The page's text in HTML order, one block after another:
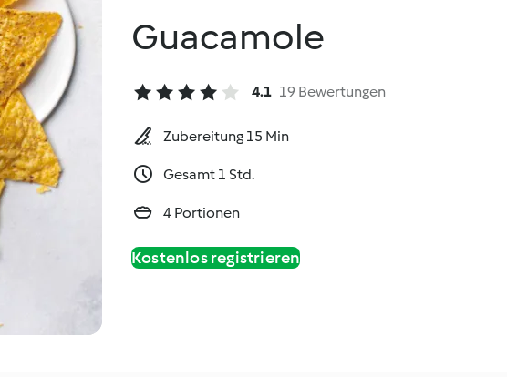
Guacamole
4.1 19 Bewertungen
Zubereitung 15 Min
Gesamt 1 Std.
4 Portionen
Kostenlos registrieren